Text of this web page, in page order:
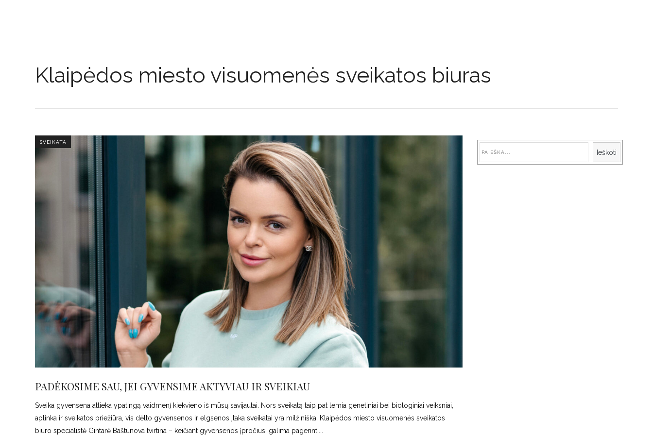
Klaipėdos miesto visuomenės sveikatos biuras
SVEIKATA
PADĖKOSIME SAU, JEI GYVENSIME AKTYVIAU IR SVEIKIAU
Sveika gyvensena atlieka ypatingą vaidmenį kiekvieno iš mūsų savijautai. Nors sveikatą taip pat lemia genetiniai bei biologiniai veiksniai,
aplinka ir sveikatos priežiūra, vis dėlto gyvensenos ir elgsenos įtaka sveikatai yra milžiniška. Klaipėdos miesto visuomenės sveikatos
biuro specialistė Gintarė Baštunova tvirtina – keičiant gyvensenos įpročius, galima pagerinti
Ieškoti